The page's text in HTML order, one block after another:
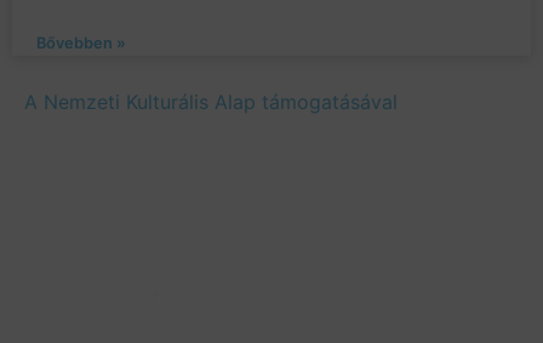
Bővebben »
A Nemzeti Kulturális Alap támogatásával